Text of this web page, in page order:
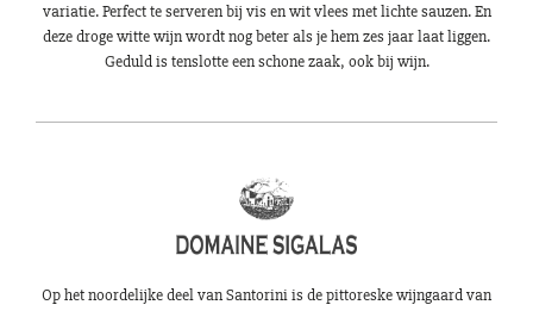
variatie. Perfect te serveren bij vis en wit vlees met lichte sauzen. En
deze droge witte wijn wordt nog beter als je hem zes jaar laat liggen.
Geduld is tenslotte een schone zaak, ook bij wijn.
Op het noordelijke deel van Santorini is de pittoreske wijngaard van